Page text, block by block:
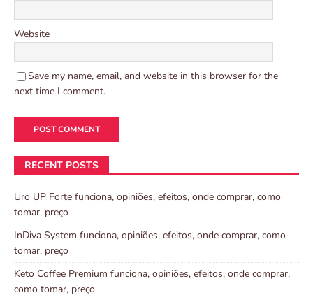
Website
Save my name, email, and website in this browser for the
next time I comment.
RECENT POSTS
Uro UP Forte funciona, opiniões, efeitos, onde comprar, como
tomar, preço
InDiva System funciona, opiniões, efeitos, onde comprar, como
tomar, preço
Keto Coffee Premium funciona, opiniões, efeitos, onde comprar,
como tomar, preço